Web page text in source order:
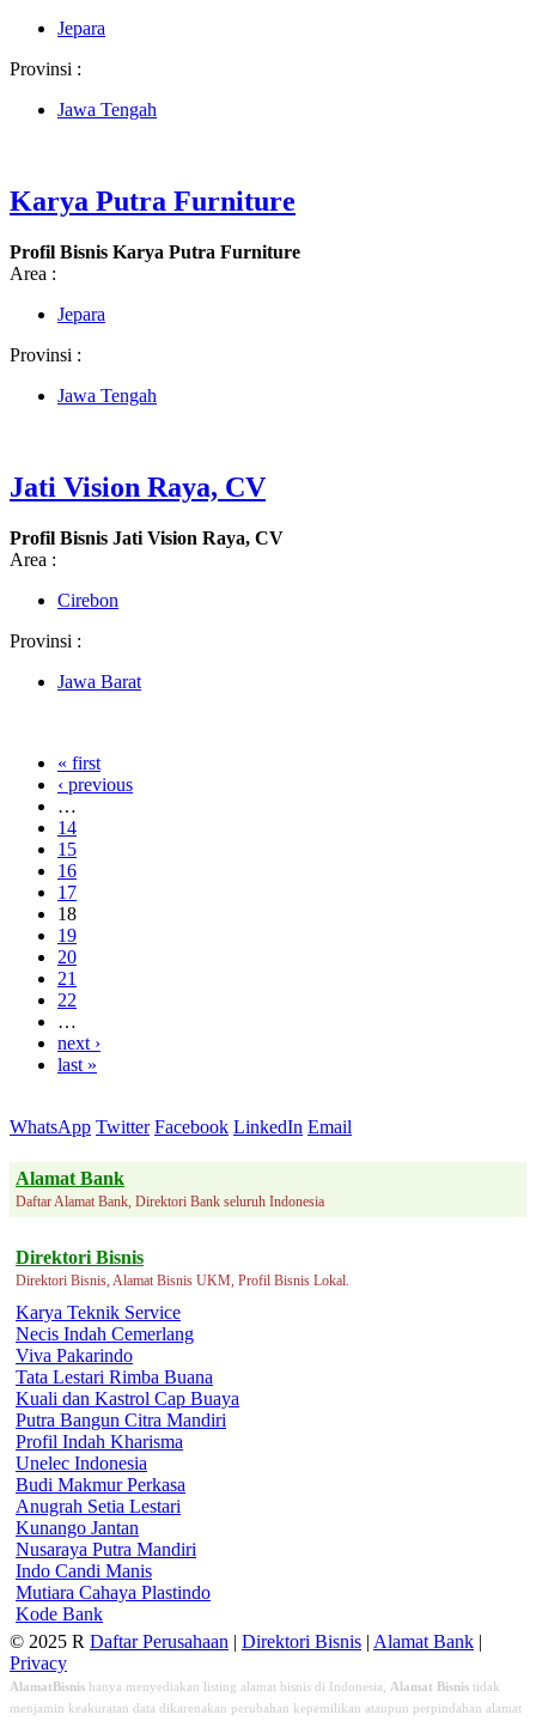
Jepara
Provinsi :
Jawa Tengah
Karya Putra Furniture
Profil Bisnis Karya Putra Furniture
Area :
Jepara
Provinsi :
Jawa Tengah
Jati Vision Raya, CV
Profil Bisnis Jati Vision Raya, CV
Area :
Cirebon
Provinsi :
Jawa Barat
« first
‹ previous
…
14
15
16
17
18
19
20
21
22
…
next ›
last »
WhatsApp Twitter Facebook LinkedIn Email
Alamat Bank
Daftar Alamat Bank, Direktori Bank seluruh Indonesia
Direktori Bisnis
Direktori Bisnis, Alamat Bisnis UKM, Profil Bisnis Lokal.
Karya Teknik Service
Necis Indah Cemerlang
Viva Pakarindo
Tata Lestari Rimba Buana
Kuali dan Kastrol Cap Buaya
Putra Bangun Citra Mandiri
Profil Indah Kharisma
Unelec Indonesia
Budi Makmur Perkasa
Anugrah Setia Lestari
Kunango Jantan
Nusaraya Putra Mandiri
Indo Candi Manis
Mutiara Cahaya Plastindo
Kode Bank
© 2025 R Daftar Perusahaan | Direktori Bisnis | Alamat Bank |
Privacy
AlamatBisnis hanya menyediakan listing alamat bisnis di Indonesia, Alamat Bisnis tidak
menjamin keakuratan data dikarenakan perubahan kepemilikan ataupun perpindahan alamat